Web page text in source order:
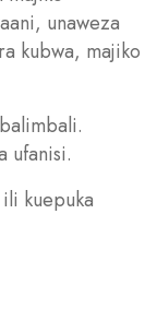
unaweza
kubwa, majiko
ufanisi.
kuepuka